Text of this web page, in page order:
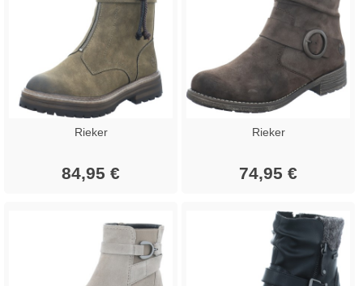
Rieker
84,95 €
Rieker
74,95 €